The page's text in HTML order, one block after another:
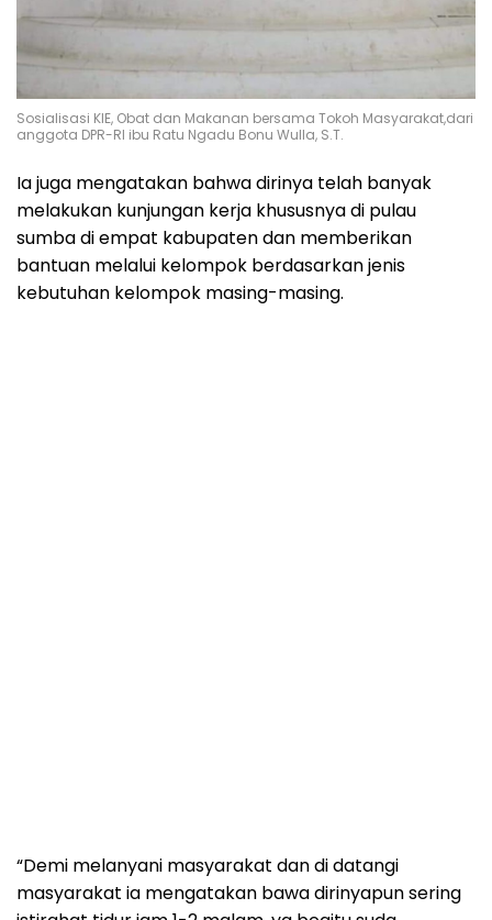
Sosialisasi KIE, Obat dan Makanan bersama Tokoh Masyarakat,dari
anggota DPR-RI ibu Ratu Ngadu Bonu Wulla, S.T.
Ia juga mengatakan bahwa dirinya telah banyak
melakukan kunjungan kerja khususnya di pulau
sumba di empat kabupaten dan memberikan
bantuan melalui kelompok berdasarkan jenis
kebutuhan kelompok masing-masing.
“Demi melanyani masyarakat dan di datangi
masyarakat ia mengatakan bawa dirinyapun sering